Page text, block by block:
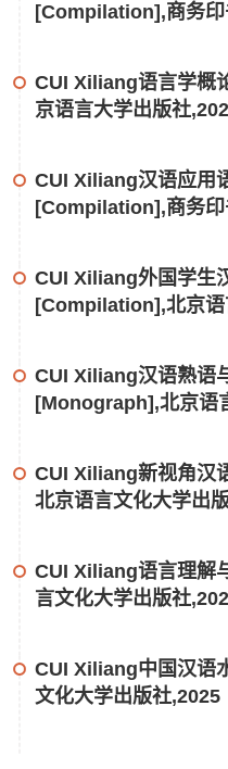
[Compilation],商务印
CUI Xiliang语言学概
京语言大学出版社
CUI Xiliang汉语应用
[Compilation],商务印
CUI Xiliang外国学生
[Compilation],北京
CUI Xiliang汉语熟语
[Monograph],北京语
CUI Xiliang新视角汉
北京语言文化大学出
CUI Xiliang语言理解
言文化大学出版社
CUI Xiliang中国汉语
文化大学出版社,2025